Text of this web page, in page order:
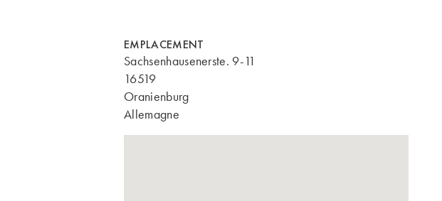
EMPLACEMENT
Sachsenhausenerste. 9-11
16519
Oranienburg
Allemagne